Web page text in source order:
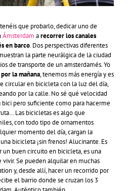
que probarlo, dedicar uno de
Ámsterdam arecorrer los canales
en barco. Dos perspectivas diferentes
la parte neurálgica de la ciudad
de transporte de un amsterdamés. Yo
la mañana, tenemos más energía y es
circular en bicicleta con la luz del día,
por la calle. No sé qué velocidad
pero suficiente como para hacerme
Las bicicletas es algo que
con todo tipo de ornamentos
momento del día, cargan la
bicicleta ¡sin frenos! Alucinante. Es
buen circuito en bicicleta, es una
Se pueden alquilar en muchas
y, desde allí, hacer un recorrido por
el barrio donde se cruzan los 3